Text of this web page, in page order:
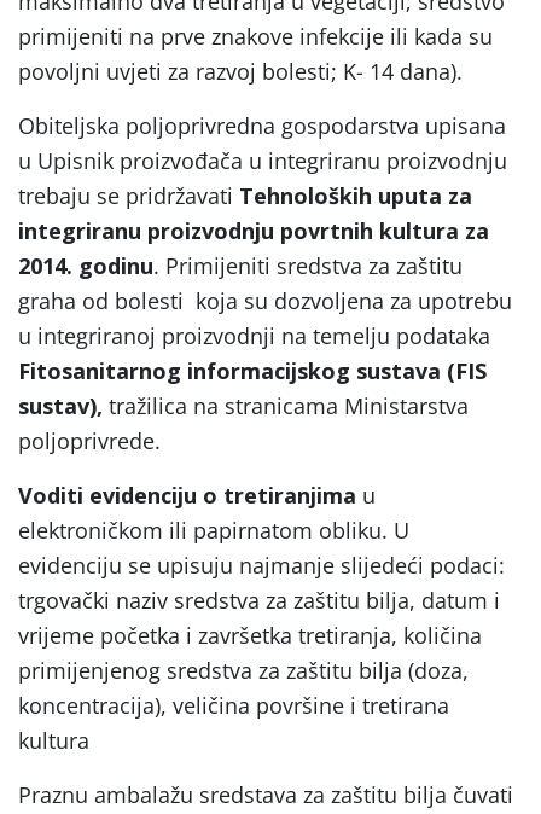
primijeniti na prve znakove infekcije ili kada su
povoljni uvjeti za razvoj bolesti; K- 14 dana).
Obiteljska poljoprivredna gospodarstva upisana
u Upisnik proizvođača u integriranu proizvodnju
trebaju se pridržavati Tehnoloških uputa za
integriranu proizvodnju povrtnih kultura za
2014. godinu. Primijeniti sredstva za zaštitu
graha od bolesti koja su dozvoljena za upotrebu
u integriranoj proizvodnji na temelju podataka
Fitosanitarnog informacijskog sustava (FIS
sustav), tražilica na stranicama Ministarstva
poljoprivrede.
Voditi evidenciju o tretiranjima u
elektroničkom ili papirnatom obliku. U
evidenciju se upisuju najmanje slijedeći podaci:
trgovački naziv sredstva za zaštitu bilja, datum i
vrijeme početka i završetka tretiranja, količina
primijenjenog sredstva za zaštitu bilja (doza,
koncentracija), veličina površine i tretirana
kultura
Praznu ambalažu sredstava za zaštitu bilja čuvati